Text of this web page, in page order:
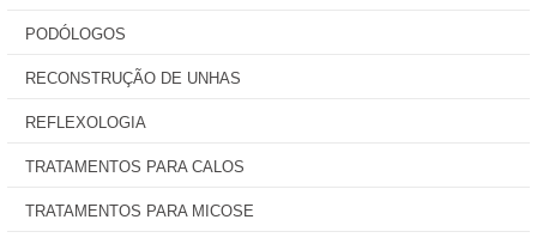
PODÓLOGOS
RECONSTRUÇÃO DE UNHAS
REFLEXOLOGIA
TRATAMENTOS PARA CALOS
TRATAMENTOS PARA MICOSE